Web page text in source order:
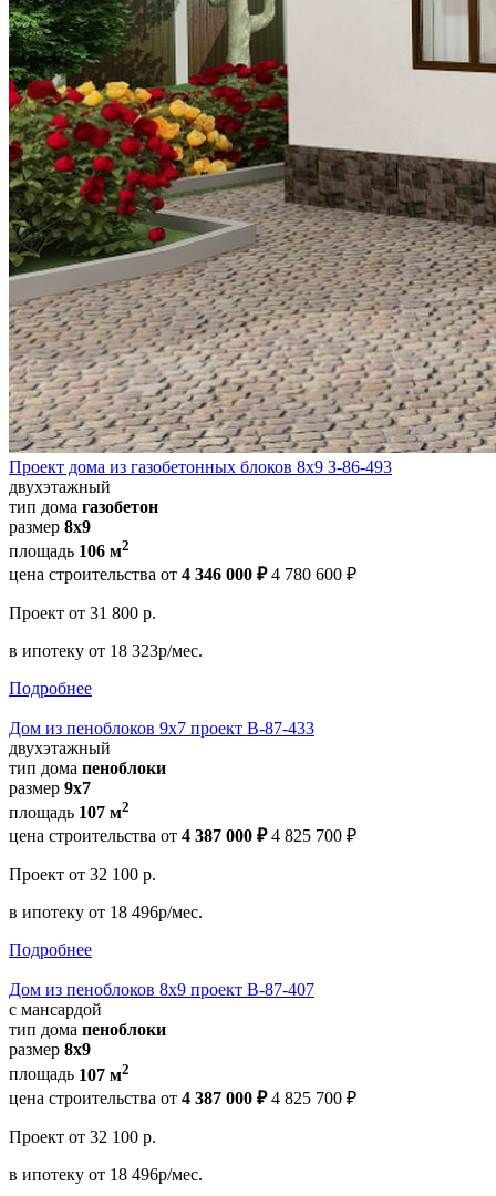
Проект дома из газобетонных блоков 8х9 З-86-493
двухэтажный
тип дома газобетон
размер 8х9
площадь 106 м2
цена строительства от 4 346 000 ₽ 4 780 600 ₽
Проект от 31 800 р.
в ипотеку от 18 323р/мес.
Подробнее
Дом из пеноблоков 9х7 проект В-87-433
двухэтажный
тип дома пеноблоки
размер 9х7
площадь 107 м2
цена строительства от 4 387 000 ₽ 4 825 700 ₽
Проект от 32 100 р.
в ипотеку от 18 496р/мес.
Подробнее
Дом из пеноблоков 8х9 проект В-87-407
с мансардой
тип дома пеноблоки
размер 8х9
площадь 107 м2
цена строительства от 4 387 000 ₽ 4 825 700 ₽
Проект от 32 100 р.
в ипотеку от 18 496р/мес.